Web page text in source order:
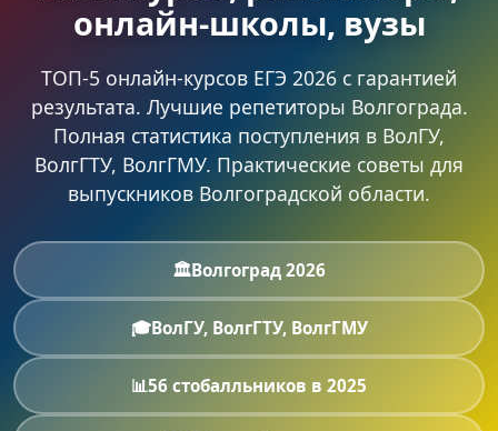
онлайн-школы, вузы
ТОП-5 онлайн-курсов ЕГЭ 2026 с гарантией
результата. Лучшие репетиторы Волгограда.
Полная статистика поступления в ВолГУ,
ВолгГТУ, ВолгГМУ. Практические советы для
выпускников Волгоградской области.
🏛️Волгоград 2026
🎓ВолГУ, ВолгГТУ, ВолгГМУ
📊56 стобалльников в 2025